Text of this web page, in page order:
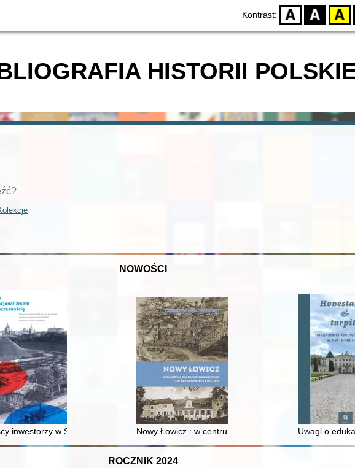
Kontrast: D BW YB
HISTORII
NOWOŚCI
inwestorzy w Sopocie : prestiż finansowy i towarzyski lokalnego mieszczaństwa w 2. poł.
Nowy Łowicz : w centrum poligonu drawskiego od
Uwagi o
ROCZNIK 2024